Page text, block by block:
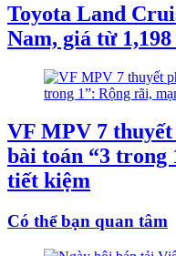
Toyota Land
Nam, giá từ
VF MPV 7
bài toán “3 trong
tiết kiệm
Có thể bạn quan tâm